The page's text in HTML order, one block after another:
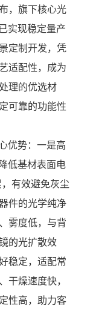
，旗下核心光
实现稳定量产
定制开发，凭
适配性，成为
理的优选材
可靠的功能性
优势：一是高
低基材表面电
有效避免灰尘
件的光学纯净
雾度低，与背
的光扩散效
稳定，适配常
干燥速度快，
性高，助力客